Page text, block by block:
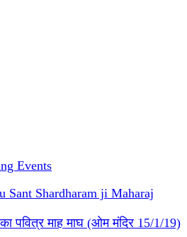
Events
Sant Shardharam ji Maharaj
पवित्र माह माघ (ओम मंदिर 15/1/19)